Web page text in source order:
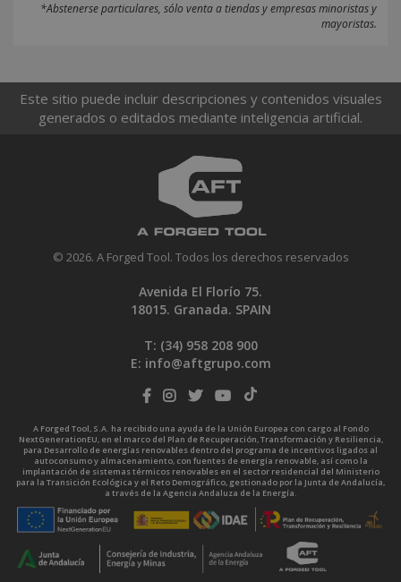
*Abstenerse particulares, sólo venta a tiendas y empresas minoristas y
mayoristas.
Este sitio puede incluir descripciones y contenidos visuales
generados o editados mediante inteligencia artificial.
© 2026. A Forged Tool. Todos los derechos reservados
Avenida El Florío 75.
18015. Granada. SPAIN
T: (34) 958 208 900
E: info@aftgrupo.com
A Forged Tool, S.A. ha recibido una ayuda de la Unión Europea con cargo al Fondo
NextGenerationEU, en el marco del Plan de Recuperación, Transformación y Resiliencia,
para Desarrollo de energías renovables dentro del programa de incentivos ligados al
autoconsumo y almacenamiento, con fuentes de energía renovable, así como la
implantación de sistemas térmicos renovables en el sector residencial del Ministerio
para la Transición Ecológica y el Reto Demográfico, gestionado por la Junta de Andalucía,
a través de la Agencia Andaluza de la Energía.